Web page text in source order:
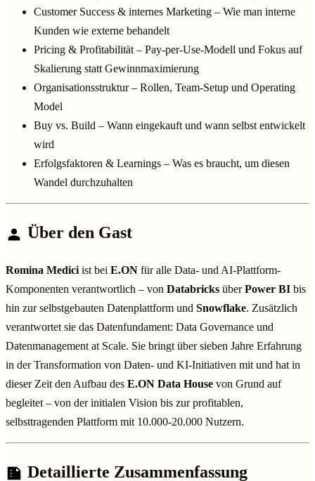
Customer Success & internes Marketing – Wie man interne
Kunden wie externe behandelt
Pricing & Profitabilität – Pay-per-Use-Modell und Fokus auf
Skalierung statt Gewinnmaximierung
Organisationsstruktur – Rollen, Team-Setup und Operating
Model
Buy vs. Build – Wann eingekauft und wann selbst entwickelt
wird
Erfolgsfaktoren & Learnings – Was es braucht, um diesen
Wandel durchzuhalten
Über den Gast
Romina Medici ist bei E.ON für alle Data- und AI-Plattform-
Komponenten verantwortlich – von Databricks überPower BI bis
hin zur selbstgebauten Datenplattform und Snowflake. Zusätzlich
verantwortet sie das Datenfundament: Data Governance und
Datenmanagement at Scale. Sie bringt über sieben Jahre Erfahrung
in der Transformation von Daten- und KI-Initiativen mit und hat in
dieser Zeit den Aufbau des E.ON Data House von Grund auf
begleitet – von der initialen Vision bis zur profitablen,
selbsttragenden Plattform mit 10.000-20.000 Nutzern.
Detaillierte Zusammenfassung